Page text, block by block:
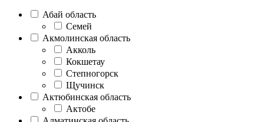
Абай область
Семей
Акмолинская область
Акколь
Кокшетау
Степногорск
Щучинск
Актюбинская область
Актобе